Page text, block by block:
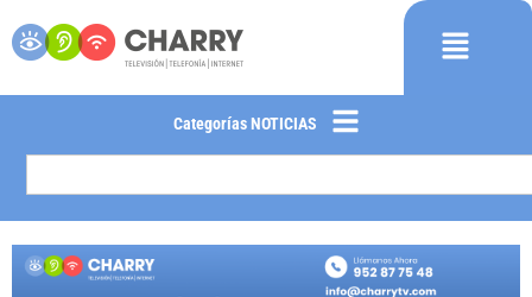
Categorías NOTICIAS